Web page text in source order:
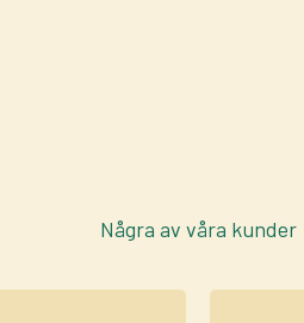
Några av våra kunder